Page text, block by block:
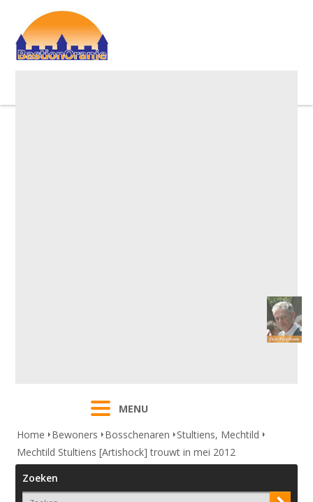
MENU
Home
Bewoners Bosschenaren
Stultiens, Mechtild
Mechtild Stultiens [Artishock] trouwt in mei 2012
Zoeken